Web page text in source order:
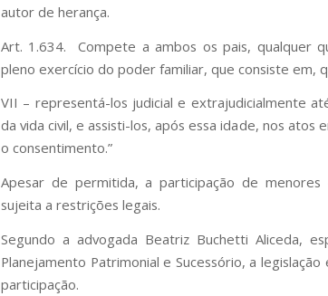
autor de herança.
Art. 1.634. Compete a ambos os pais, qualquer
pleno exercício do poder familiar, que consiste em,
VII – representá-los judicial e extrajudicialmente
da vida civil, e assisti-los, após essa idade, nos
o consentimento.”
Apesar de permitida, a participação de menores
sujeita a restrições legais.
Segundo a advogada Beatriz Buchetti Aliceda,
Planejamento Patrimonial e Sucessório, a
participação.